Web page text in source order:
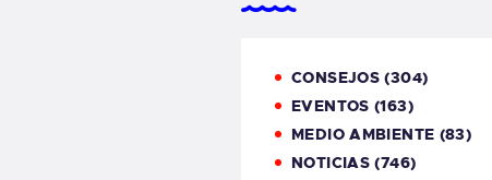
CONSEJOS (304)
EVENTOS (163)
MEDIO AMBIENTE (83)
NOTICIAS (746)